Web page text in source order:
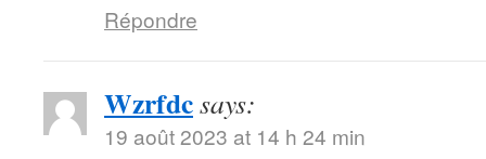
Répondre
Wzrfdcsays:
19 août 2023 at 14 h 24 min